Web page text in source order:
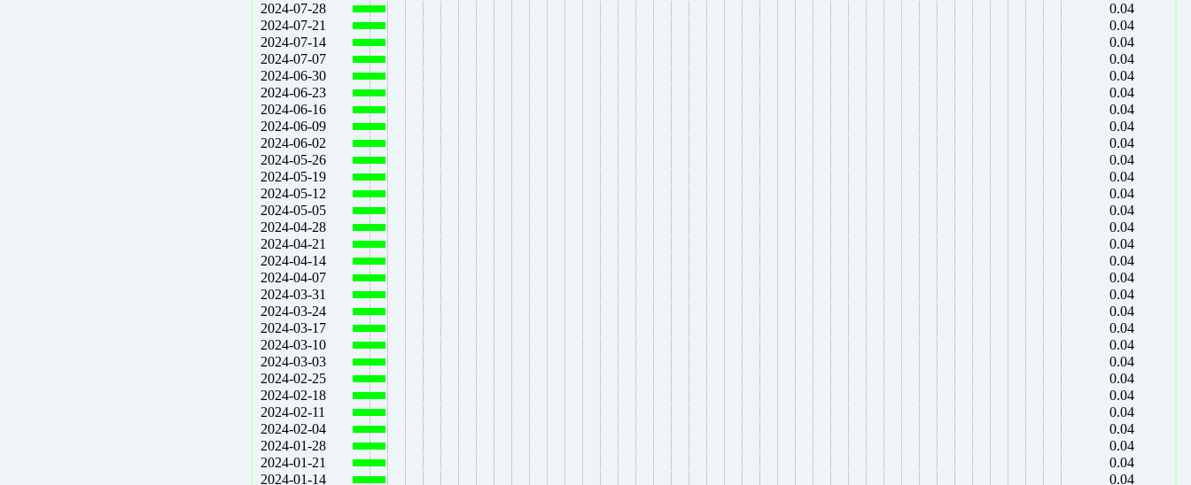
2024-07-28
0.04
2024-07-21
0.04
2024-07-14
0.04
2024-07-07
0.04
2024-06-30
0.04
2024-06-23
0.04
2024-06-16
0.04
2024-06-09
0.04
2024-06-02
0.04
2024-05-26
0.04
2024-05-19
0.04
2024-05-12
0.04
2024-05-05
0.04
2024-04-28
0.04
2024-04-21
0.04
2024-04-14
0.04
2024-04-07
0.04
2024-03-31
0.04
2024-03-24
0.04
2024-03-17
0.04
2024-03-10
0.04
2024-03-03
0.04
2024-02-25
0.04
2024-02-18
0.04
2024-02-11
0.04
2024-02-04
0.04
2024-01-28
0.04
2024-01-21
0.04
2024-01-14
0.04